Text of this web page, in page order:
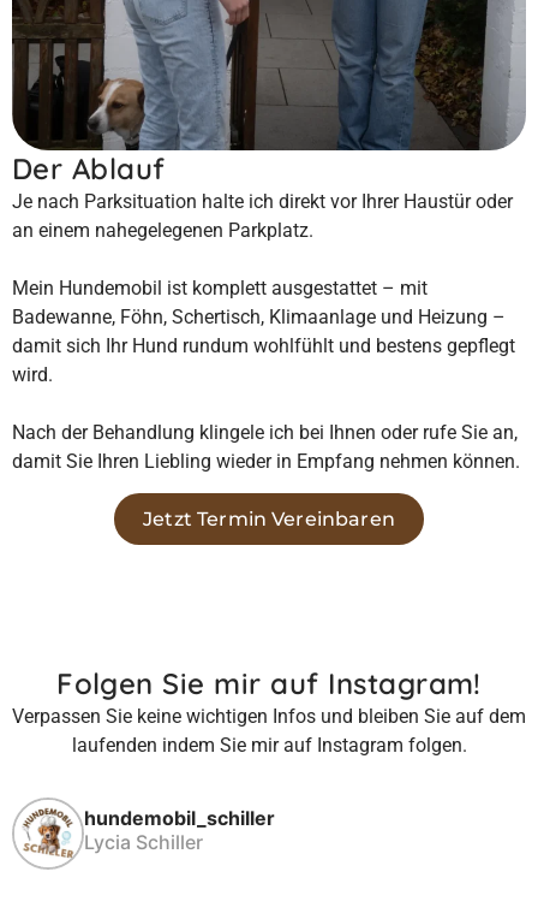
Der Ablauf
Je nach Parksituation halte ich direkt vor Ihrer Haustür oder
an einem nahegelegenen Parkplatz.
Mein Hundemobil ist komplett ausgestattet – mit
Badewanne, Föhn, Schertisch, Klimaanlage und Heizung –
damit sich Ihr Hund rundum wohlfühlt und bestens gepflegt
wird.
Nach der Behandlung klingele ich bei Ihnen oder rufe Sie an,
damit Sie Ihren Liebling wieder in Empfang nehmen können.
Jetzt Termin Vereinbaren
Folgen Sie mir auf Instagram!
Verpassen Sie keine wichtigen Infos und bleiben Sie auf dem
laufenden indem Sie mir auf Instagram folgen.
hundemobil_schiller
Lycia Schiller